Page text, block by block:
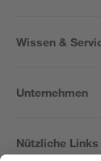
Wissen &
Unternehmen
Nützliche Links